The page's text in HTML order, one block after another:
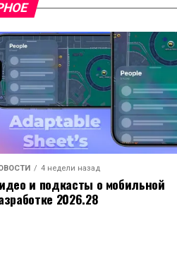
4 недели назад
и подкасты о мобильной
2026.28